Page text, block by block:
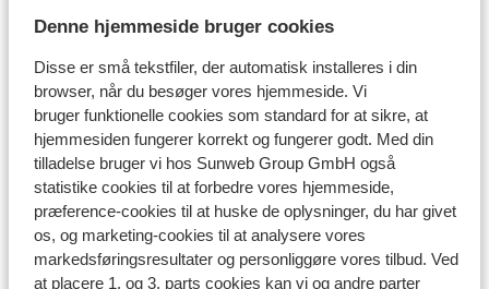
Denne hjemmeside bruger cookies
Disse er små tekstfiler, der automatisk installeres i din
browser, når du besøger vores hjemmeside. Vi
bruger funktionelle cookies som standard for at sikre, at
hjemmesiden fungerer korrekt og fungerer godt. Med din
tilladelse bruger vi hos Sunweb Group GmbH også
statistike cookies til at forbedre vores hjemmeside,
præference-cookies til at huske de oplysninger, du har givet
os, og marketing-cookies til at analysere vores
markedsføringsresultater og personliggøre vores tilbud. Ved
at placere 1. og 3. parts cookies kan vi og andre parter
Se på kort
I området
I udkanten af centrum
Afstand til skipiste ca. 400 meter
Afstand til skilift ca. 400 meter